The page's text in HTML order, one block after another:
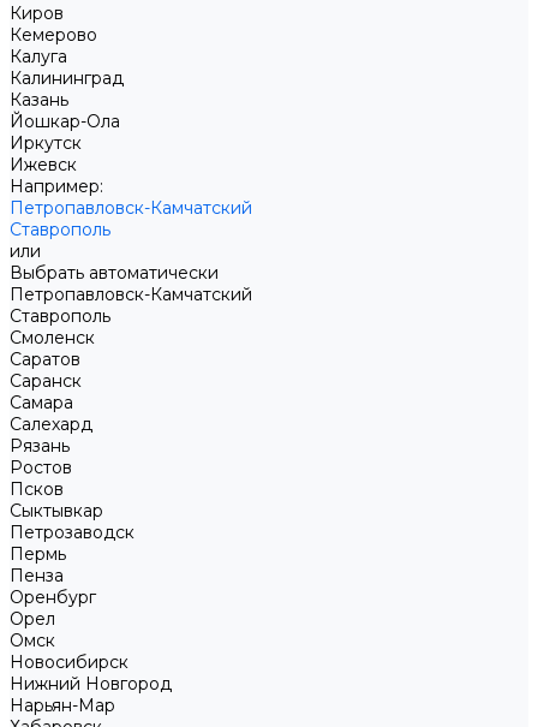
Киров
Кемерово
Калуга
Калининград
Казань
Йошкар-Ола
Иркутск
Ижевск
Например:
Петропавловск-Камчатский
Ставрополь
или
Выбрать автоматически
Петропавловск-Камчатский
Ставрополь
Смоленск
Саратов
Саранск
Самара
Салехард
Рязань
Ростов
Псков
Сыктывкар
Петрозаводск
Пермь
Пенза
Оренбург
Орел
Омск
Новосибирск
Нижний Новгород
Нарьян-Мар